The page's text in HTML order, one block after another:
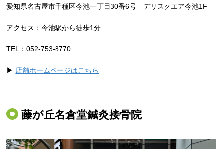
愛知県名古屋市千種区今池一丁目30番6号 デリスクエア今池1F
アクセス：今池駅から徒歩1分
TEL：052-753-8770
▶ 店舗ホームページはこちら
藤が丘名倉堂鍼灸接骨院